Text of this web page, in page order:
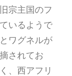
宗主国のフ
いるようで
ワグネルが
されてお
、西アフリ